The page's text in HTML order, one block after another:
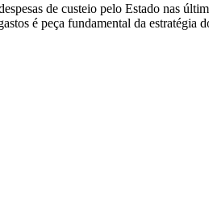
de custeio pelo Estado nas
é peça fundamental da estratégia